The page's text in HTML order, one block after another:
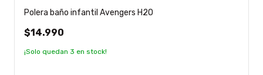
Polera baño infantil Avengers H2O
$14.990
¡Solo quedan 3 en stock!